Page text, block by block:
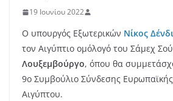
19 Ιουνίου 2022
Ο υπουργός Εξωτερικών Νίκος
τον Αιγύπτιο ομόλογό του Σάμεχ
Λουξεμβούργο, όπου θα
9ο Συμβούλιο Σύνδεσης
Αιγύπτου.